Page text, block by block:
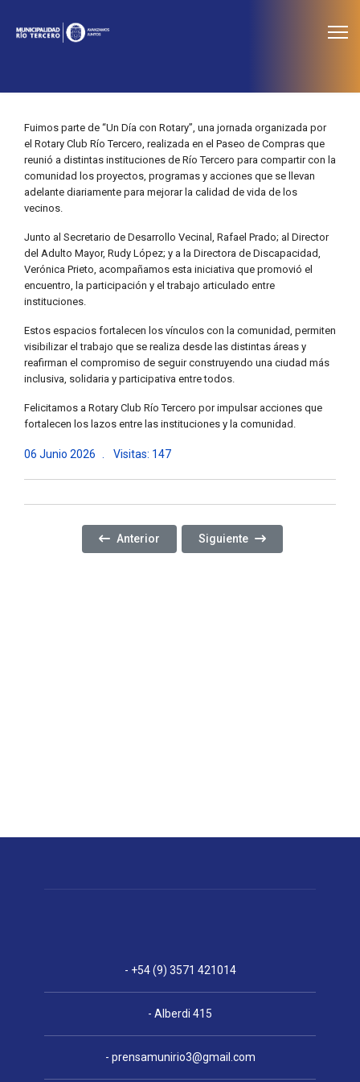
Fuimos parte de “Un Día con Rotary”, una jornada organizada por
el Rotary Club Río Tercero, realizada en el Paseo de Compras que
reunió a distintas instituciones de Río Tercero para compartir con la
comunidad los proyectos, programas y acciones que se llevan
adelante diariamente para mejorar la calidad de vida de los
vecinos.
Junto al Secretario de Desarrollo Vecinal, Rafael Prado; al Director
del Adulto Mayor, Rudy López; y a la Directora de Discapacidad,
Verónica Prieto, acompañamos esta iniciativa que promovió el
encuentro, la participación y el trabajo articulado entre
instituciones.
Estos espacios fortalecen los vínculos con la comunidad, permiten
visibilizar el trabajo que se realiza desde las distintas áreas y
reafirman el compromiso de seguir construyendo una ciudad más
inclusiva, solidaria y participativa entre todos.
Felicitamos a Rotary Club Río Tercero por impulsar acciones que
fortalecen los lazos entre las instituciones y la comunidad.
06 Junio 2026 Visitas: 147
Artículo Anterior: UNA NOCHE PARA ESCUCHAR,
Anterior Artículo Siguiente:
Siguiente
- +54 (9) 3571 421014
- Alberdi 415
- prensamunirio3@gmail.com